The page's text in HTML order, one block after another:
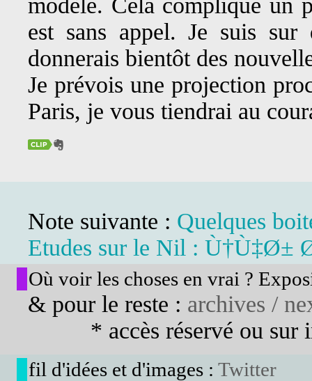
modèle. Cela complique un
est sans appel. Je suis sur
donnerais bientôt des
Je prévois une projection
Paris, je vous tiendrai au
Note suivante : Quelques
Etudes sur le Nil : Ù†Ù‡Ø±
Où voir les choses en vrai ?
& pour le reste : archives /
* accès réservé ou sur
fil d'idées et d'images : Twitter